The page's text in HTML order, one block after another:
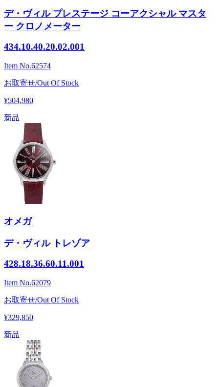
デ・ヴィル プレステージ コーアクシャル マスタ
ー クロノメーター
434.10.40.20.02.001
Item No.62574
お取寄せ/Out Of Stock
¥504,980
新品
オメガ
デ・ヴィル トレゾア
428.18.36.60.11.001
Item No.62079
お取寄せ/Out Of Stock
¥329,850
新品